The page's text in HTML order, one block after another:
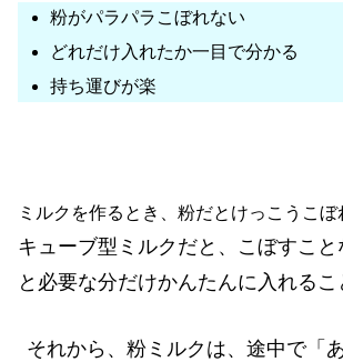
粉がパラパラこぼれない
どれだけ入れたか一目で分かる
持ち運びが楽
ミルクを作るとき、粉だとけっこうこぼ
キューブ型ミルクだと、こぼすこ
と必要な分だけかんたんに入れるこ
それから、粉ミルクは、途中で「